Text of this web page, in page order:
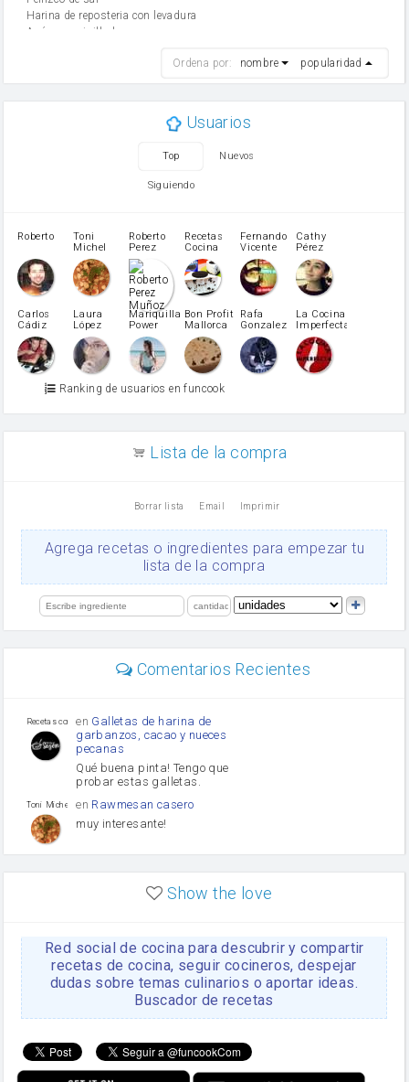
Harina de reposteria con levadura
Azúcar avainillado
mantequilla
Harina para bizcocho
patatas
pimiento rojo
Pimentón
pimiento verde
miel
vino blanco
Azúcar glass
Azúcar moreno
Zumo de limón
arroz
Ajos
salsa de soja
limón
Ordena por: nombre popularidad
Usuarios
Top Nuevos
Siguiendo
Roberto
Toni
Michel
Caubet
Roberto
Perez
Muñoz
Recetas
Cocina
Fernando
Vicente
Cathy
Pérez
Carlos
Cádiz
Laura
López
Martínez
Mariquilla
Power
Bon Profit
Mallorca
Rafa
Gonzalez
La Cocina
Imperfecta
Ranking de usuarios en funcook
Lista de la compra
Borrar lista Email Imprimir
Agrega recetas o ingredientes para empezar tu
lista de la compra
Comentarios Recientes
Recetas con sazon
en Galletas de harina de
garbanzos, cacao y nueces
pecanas
Qué buena pinta! Tengo que
probar estas galletas.
Toni Michel Caubet
en Rawmesan casero
muy interesante!
enLasaña casera fácil y
HOJALDROSA TV
enGachas de la abuela
Rosa
https://youtu.be/Mz69gcVO3sI
Rosa enReceta Del Bizcocho
Disculpa. En la foto aparece
el bizcocho de xoco y en el
Show the love
Red social de cocina para descubrir y compartir
recetas de cocina, seguir cocineros, despejar
dudas sobre temas culinarios o aportar ideas.
Buscador de recetas